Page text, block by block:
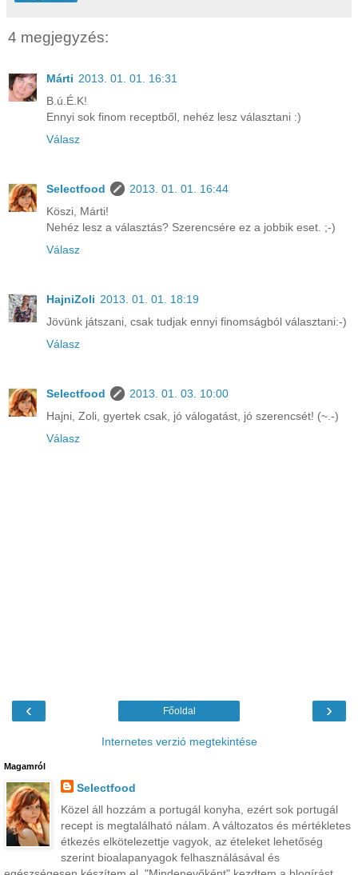
4 megjegyzés:
Márti 2013. 01. 01. 16:31
B.ú.É.K!
Ennyi sok finom receptből, nehéz lesz választani :)
Válasz
Selectfood
2013. 01. 01. 16:44
Köszi, Márti!
Nehéz lesz a választás? Szerencsére ez a jobbik eset. ;-)
Válasz
HajniZoli 2013. 01. 01. 18:19
Jövünk játszani, csak tudjak ennyi finomságból választani:-)
Válasz
Selectfood
2013. 01. 03. 10:00
Hajni, Zoli, gyertek csak, jó válogatást, jó szerencsét! (~.-)
Válasz
‹ ›
Főoldal
Internetes verzió megtekintése
Magamról
Selectfood
Közel áll hozzám a portugál konyha, ezért sok portugál
recept is megtalálható nálam. A változatos és mértékletes
étkezés elkötelezettje vagyok, az ételeket lehetőség
szerint bioalapanyagok felhasználásával és